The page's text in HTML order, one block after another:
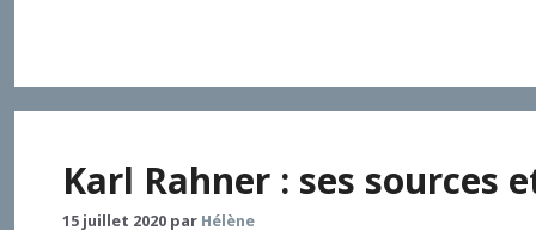
Karl Rahner : ses sources
15 juillet 2020 par Hélène